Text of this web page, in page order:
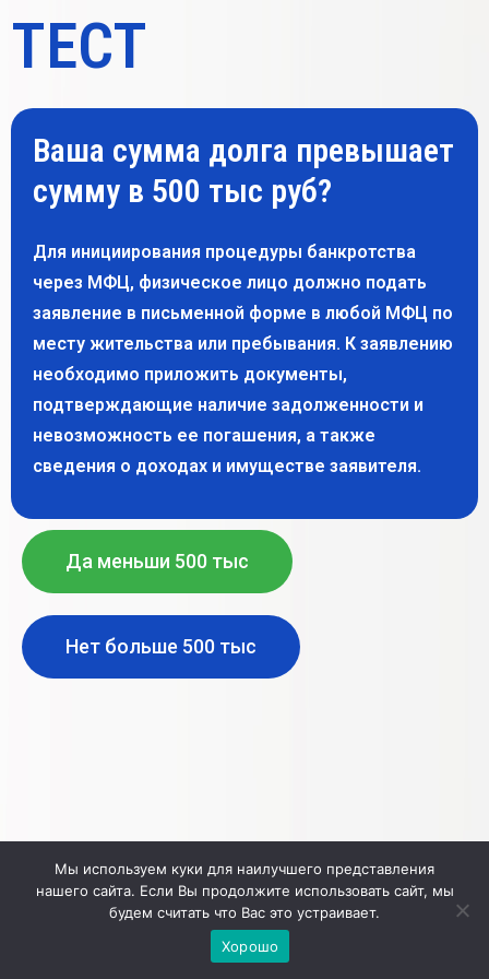
ТЕСТ
Ваша сумма долга превышает
сумму в 500 тыс руб?
Для инициирования процедуры банкротства
через МФЦ, физическое лицо должно подать
заявление в письменной форме в любой МФЦ по
месту жительства или пребывания. К заявлению
необходимо приложить документы,
подтверждающие наличие задолженности и
невозможность ее погашения, а также
сведения о доходах и имуществе заявителя.
Да меньши 500 тыс
Нет больше 500 тыс
Мы используем куки для наилучшего представления
нашего сайта. Если Вы продолжите использовать сайт, мы
будем считать что Вас это устраивает.
Хорошо